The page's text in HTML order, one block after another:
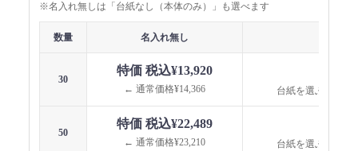
※名入れ無しは「台紙なし（本体のみ）」も選べます
数量 名入れ無し
30
特価 税込¥13,920
← 通常価格¥14,366 台紙を選ぶと価格
50
特価 税込¥22,489
← 通常価格¥23,210 台紙を選ぶと価格